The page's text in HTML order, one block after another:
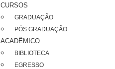
CURSOS
GRADUAÇÃO
PÓS GRADUAÇÃO
ACADÊMICO
BIBLIOTECA
EGRESSO